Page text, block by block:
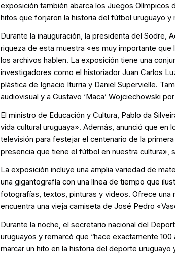
exposición también abarca los Juegos Olímpicos
hitos que forjaron la historia del fútbol uruguayo y
Durante la inauguración, la presidenta del Sodre,
riqueza de esta muestra «es muy importante
los archivos hablen. La exposición tiene una
investigadores como el historiador Juan Carlos
plástica de Ignacio Iturria y Daniel Supervielle.
audiovisual y a Gustavo ‘Maca’ Wojciechowski
El ministro de Educación y Cultura, Pablo da
vida cultural uruguaya». Además, anunció que
televisión para festejar el centenario de la
presencia que tiene el fútbol en nuestra cultura»,
La exposición incluye una amplia variedad de
una gigantografía con una línea de tiempo que
fotografías, textos, pinturas y videos. Ofrece
encuentra una vieja camiseta de José Pedro
Durante la noche, el secretario nacional del
uruguayos y remarcó que “hace exactamente
marcar un hito en la historia del deporte